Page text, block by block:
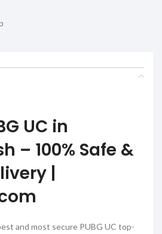
UC in
– 100% Safe &
|
and most secure PUBG UC top-